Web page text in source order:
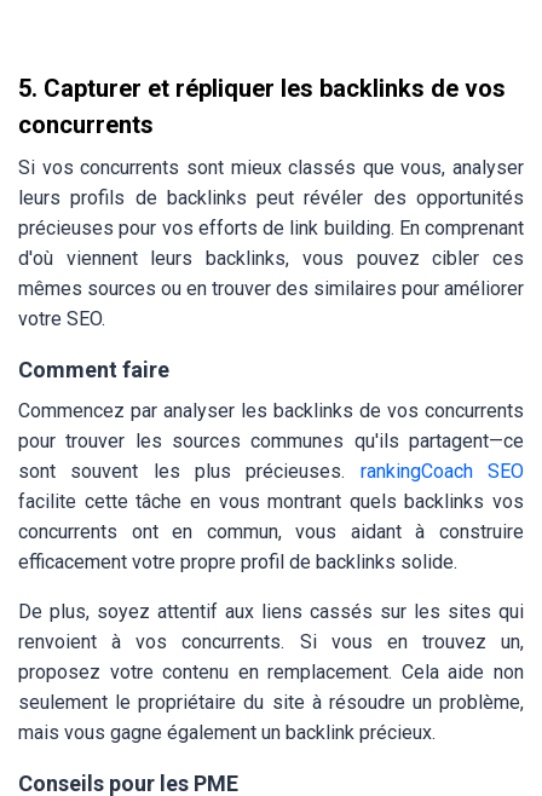
5. Capturer et répliquer les backlinks de vos
concurrents
Si vos concurrents sont mieux classés que vous, analyser
leurs profils de backlinks peut révéler des opportunités
précieuses pour vos efforts de link building. En comprenant
d'où viennent leurs backlinks, vous pouvez cibler ces
mêmes sources ou en trouver des similaires pour améliorer
votre SEO.
Comment faire
Commencez par analyser les backlinks de vos concurrents
pour trouver les sources communes qu'ils partagent—ce
sont souvent les plus précieuses. rankingCoach SEO
facilite cette tâche en vous montrant quels backlinks vos
concurrents ont en commun, vous aidant à construire
efficacement votre propre profil de backlinks solide.
De plus, soyez attentif aux liens cassés sur les sites qui
renvoient à vos concurrents. Si vous en trouvez un,
proposez votre contenu en remplacement. Cela aide non
seulement le propriétaire du site à résoudre un problème,
mais vous gagne également un backlink précieux.
Conseils pour les PME